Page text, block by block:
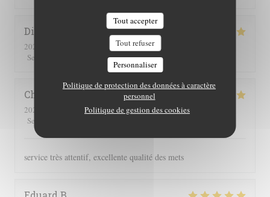
Tout accepter
Tout refuser
Personnaliser
Politique de protection des données à caractère
personnel
Politique de gestion des cookies
Didier
2026-07-16
- 19:00 - Couverts 4
Service
:5/5 Cuisine:5/5
Christine
2026-07-24
- 19:00 - Couverts 2
Service
service très attentif, excellente qualité des mets